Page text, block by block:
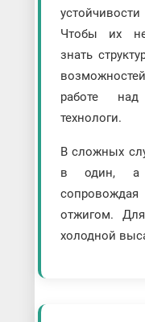
Чтобы их не
знать
работе
технологи.
В сложных
в один, а
отжигом. Для
холодной